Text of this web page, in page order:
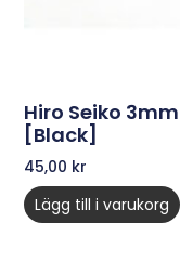
Hiro Seiko
[Black]
45,00 kr
Lägg till i varukorg